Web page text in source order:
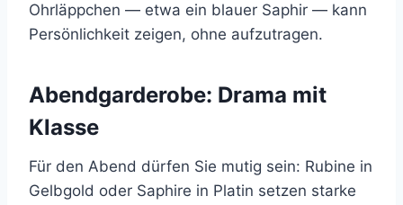
Ohrläppchen — etwa ein blauer Saphir — kann
Persönlichkeit zeigen, ohne aufzutragen.
Abendgarderobe: Drama mit
Klasse
Für den Abend dürfen Sie mutig sein: Rubine in
Gelbgold oder Saphire in Platin setzen starke